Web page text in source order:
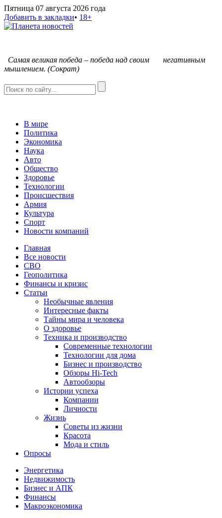
Пятница 07 августа 2026 года
Добавить в закладки• 18+
Самая великая победа – победа над своим негативным
мышлением. (Сократ)
В мире
Политика
Экономика
Наука
Авто
Общество
Здоровье
Технологии
Происшествия
Армия
Культура
Спорт
Новости компаний
Главная
Все новости
СВО
Геополитика
Финансы и кризис
Статьи
Необычные явления
Интересные факты
Тайны мира и человека
О здоровье
Техника и производство
Современные технологии
Технологии для дома
Бизнес и производство
Обзоры Hi-Tech
Автообзоры
Истории успеха
Компании
Личности
Жизнь
Советы из жизни
Красота
Мода и стиль
Опросы
Энергетика
Недвижимость
Бизнес и АПК
Финансы
Макроэкономика